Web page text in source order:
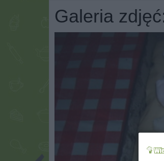
Galeria